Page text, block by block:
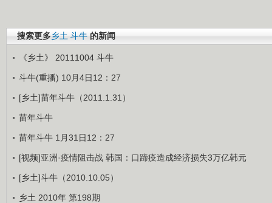
搜索更多乡土 斗牛 的新闻
《乡土》 20111004 斗牛
斗牛(重播) 10月4日12：27
[乡土]苗年斗牛（2011.1.31）
苗年斗牛
苗年斗牛 1月31日12：27
[视频]亚洲·疫情阻击战 韩国：口蹄疫造成经济损失3万亿韩元
[乡土]斗牛（2010.10.05）
乡土 2010年 第198期